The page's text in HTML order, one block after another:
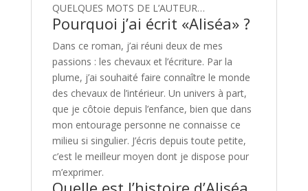
QUELQUES MOTS DE L’AUTEUR…
Pourquoi j’ai écrit «Aliséa» ?
Dans ce roman, j’ai réuni deux de mes
passions : les chevaux et l’écriture. Par la
plume, j’ai souhaité faire connaître le monde
des chevaux de l’intérieur. Un univers à part,
que je côtoie depuis l’enfance, bien que dans
mon entourage personne ne connaisse ce
milieu si singulier. J’écris depuis toute petite,
c’est le meilleur moyen dont je dispose pour
m’exprimer.